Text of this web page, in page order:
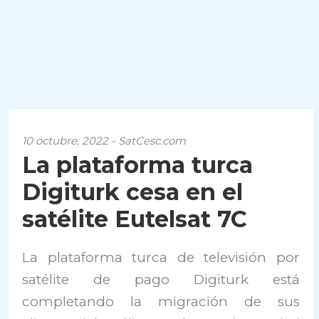
10 octubre, 2022 - SatCesc.com
La plataforma turca
Digiturk cesa en el
satélite Eutelsat 7C
La plataforma turca de televisión por
satélite de pago Digiturk está
completando la migración de sus